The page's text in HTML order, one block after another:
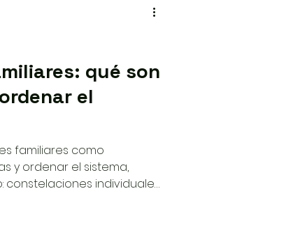
qué son
el
familiares como
y ordenar el sistema,
individuales,